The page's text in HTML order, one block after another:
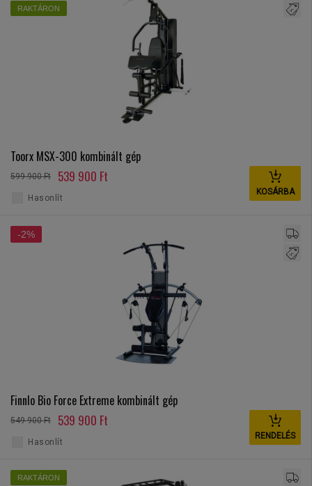
RAKTÁRON
Toorx MSX-300 kombinált gép
599 900 Ft 539 900 Ft
KOSÁRBA
Hasonlít
-2%
Finnlo Bio Force Extreme kombinált gép
549 900 Ft 539 900 Ft
RENDELÉS
Hasonlít
RAKTÁRON